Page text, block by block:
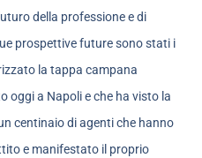
della professione e di
prospettive future sono stati i
la tappa campana
oggi a Napoli e che ha visto la
centinaio di agenti che hanno
e manifestato il proprio